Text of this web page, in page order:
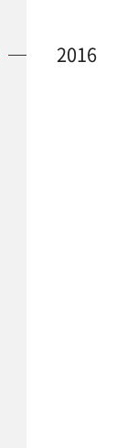
2016